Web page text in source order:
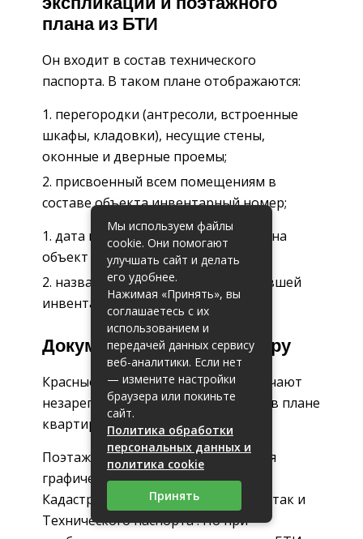
плана из БТИ
Он входит в состав технического
паспорта. В таком плане отображаются:
перегородки (антресоли, встроенные
шкафы, кладовки), несущие стены,
оконные и дверные проемы;
присвоенный всем помещениям в
составе объекта инвентарный номер;
дата последнего выхода техника на
объект для замеров;
название организации, проводившей
инвентаризацию.
Документы БТИ на квартиру
Красные линии на «поэтажке» означают
незарегистрированные изменения в плане
квартиры.
Поэтажный план квартиры является
графическим приложением как
Кадастрового паспорта квартиры , так и
Технического паспорта . Но при
Мы используем файлы
cookie. Они помогают
улучшать сайт и делать
его удобнее.
Нажимая «Принять», вы
соглашаетесь с их
использованием и
передачей данных сервису
веб-аналитики. Если нет
— измените настройки
браузера или покиньте
сайт.
Политика обработки
персональных данных и
политика cookie
Принять